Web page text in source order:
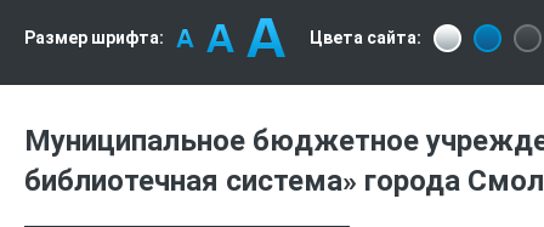
Размер шрифта: Цвета сайта:
Муниципальное бюджетное
библиотечная система» города